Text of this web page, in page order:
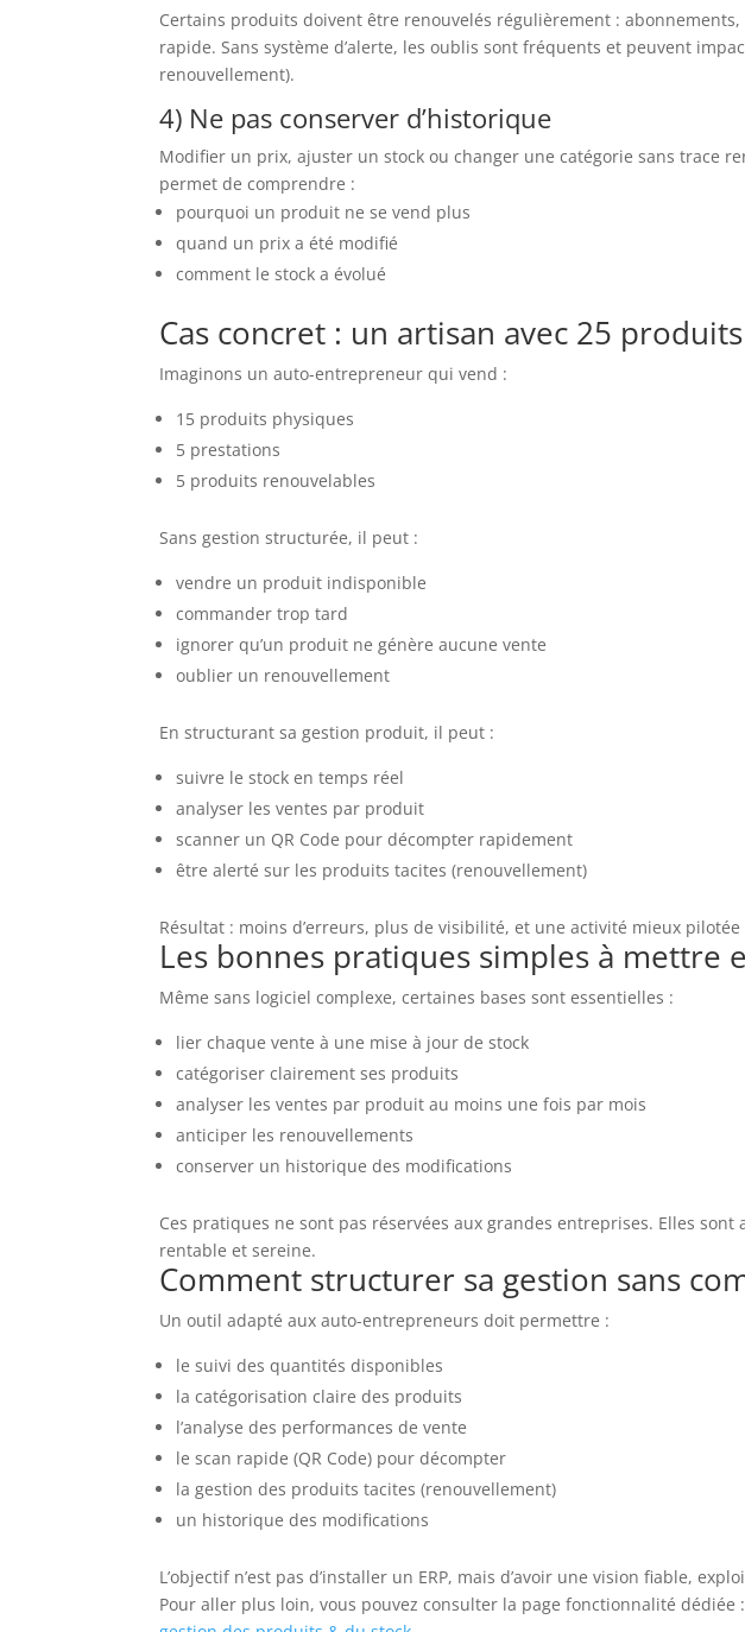
Certains produits doivent être renouvelés régulièrement :
rapide. Sans système d’alerte, les oublis sont fréquents et peuvent
renouvellement).
4) Ne pas conserver d’historique
Modifier un prix, ajuster un stock ou changer une catégorie sans trace
permet de comprendre :
pourquoi un produit ne se vend plus
quand un prix a été modifié
comment le stock a évolué
Cas concret : un artisan avec 25 produits
Imaginons un auto-entrepreneur qui vend :
15 produits physiques
5 prestations
5 produits renouvelables
Sans gestion structurée, il peut :
vendre un produit indisponible
commander trop tard
ignorer qu’un produit ne génère aucune vente
oublier un renouvellement
En structurant sa gestion produit, il peut :
suivre le stock en temps réel
analyser les ventes par produit
scanner un QR Code pour décompter rapidement
être alerté sur les produits tacites (renouvellement)
Résultat : moins d’erreurs, plus de visibilité, et une activité mieux
Les bonnes pratiques simples à mettre
Même sans logiciel complexe, certaines bases sont essentielles :
lier chaque vente à une mise à jour de stock
catégoriser clairement ses produits
analyser les ventes par produit au moins une fois par mois
anticiper les renouvellements
conserver un historique des modifications
Ces pratiques ne sont pas réservées aux grandes entreprises. Elles
rentable et sereine.
Comment structurer sa gestion sans
Un outil adapté aux auto-entrepreneurs doit permettre :
le suivi des quantités disponibles
la catégorisation claire des produits
l’analyse des performances de vente
le scan rapide (QR Code) pour décompter
la gestion des produits tacites (renouvellement)
un historique des modifications
L’objectif n’est pas d’installer un ERP, mais d’avoir une vision fiable,
Pour aller plus loin, vous pouvez consulter la page fonctionnalité dédiée :